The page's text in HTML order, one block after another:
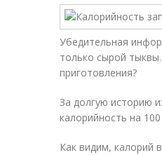
Убедительная
только сырой
приготовления?
За долгую историю
калорийность на
Как видим, калорий